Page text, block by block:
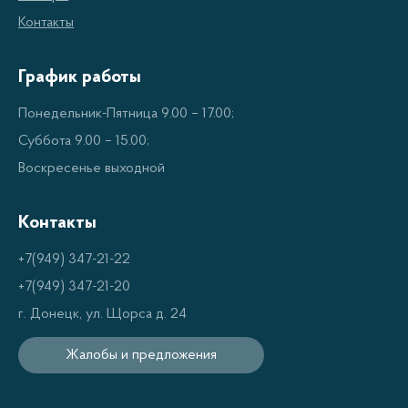
очищать
дополнит интерьер кухни
Безопасность – удобная ручка и защита от
обжигания
Экономия времени – свисток оповестит вас о
Советы по использованию
Для продления срока службы чайника со свистком
следуйте рекомендациям производителя:
Контакты
График работы
Понедельник-Пятница 9.00 – 17.00;
Суббота 9.00 – 15.00;
Воскресенье выходной
Контакты
+7(949) 347-21-22
+7(949) 347-21-20
г. Донецк, ул. Щорса д. 24
Жалобы и предложения